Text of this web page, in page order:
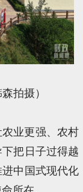
拍摄）
业更强、农村
把日子过得越
中国式现代化